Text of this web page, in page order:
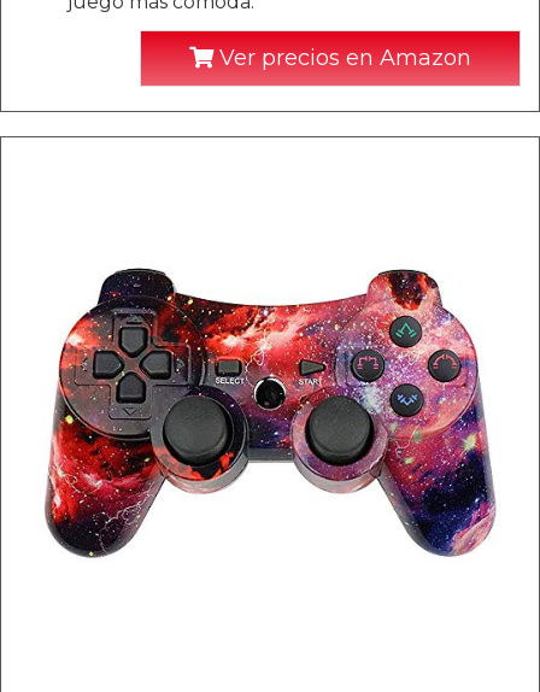
Ver precios en Amazon